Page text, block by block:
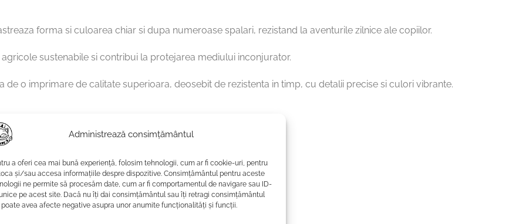
Administrează consimțământul
a oferi cea mai bună experiență, folosim tehnologii, cum ar fi cookie-uri, pentru
și/sau accesa informațiile despre dispozitive. Consimțământul pentru aceste
ne permite să procesăm date, cum ar fi comportamentul de navigare sau ID-
pe acest site. Dacă nu îți dai consimțământul sau îți retragi consimțământul
avea afecte negative asupra unor anumite funcționalități și funcții.
forma si culoarea chiar si dupa numeroase spalari, rezistand la aventurile zilnice ale copiilor.
sustenabile si contribui la protejarea mediului inconjurator.
de o imprimare de calitate superioara, deosebit de rezistenta in timp, cu detalii precise si culori vibrante.
mai mici sau egale cu 40˚C
a acestuia poate afecta intensitatea culorilor.